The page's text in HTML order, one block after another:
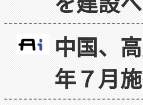
中国、
年７月